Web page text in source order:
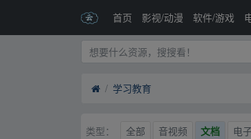
首页 影视/动漫 软件/游戏
学习教育
类型： 全部 音视频 文档 电